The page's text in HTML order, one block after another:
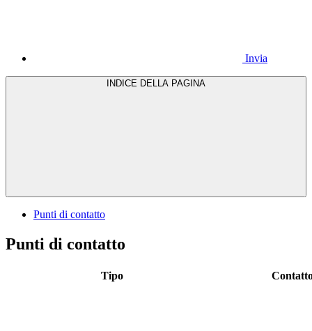
Invia
Punti di contatto
Punti di contatto
Tipo